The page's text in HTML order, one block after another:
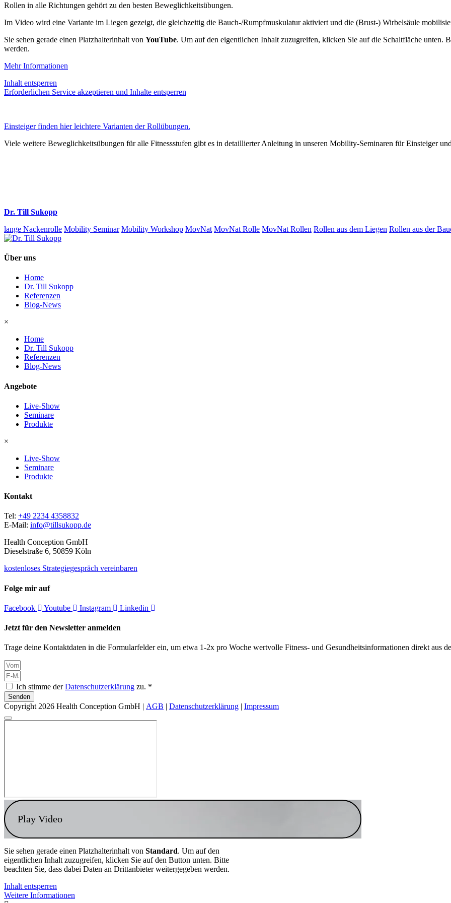
Rollen in alle Richtungen gehört zu den besten Beweglichkeitsübungen.
Im Video wird eine Variante im Liegen gezeigt, die gleichzeitig die Bauch-/Rumpfmuskulatur aktiviert und die (Brust-) Wirbelsäule
Sie sehen gerade einen Platzhalterinhalt von YouTube. Um auf den eigentlichen Inhalt zuzugreifen, klicken Sie auf die Schaltfläche unten.
werden.
Mehr Informationen
Inhalt entsperren
Erforderlichen Service akzeptieren und Inhalte entsperren
Einsteiger finden hier leichtere Varianten der Rollübungen.
Viele weitere Beweglichkeitsübungen für alle Fitnessstufen gibt es in detaillierter Anleitung in unseren Mobility-Seminaren für Einsteiger
Dr. Till Sukopp
lange Nackenrolle Mobility Seminar Mobility Workshop MovNat MovNat Rolle MovNat Rollen Rollen aus dem Liegen Rollen aus der
Über uns
Home
Dr. Till Sukopp
Referenzen
Blog-News
×
Home
Dr. Till Sukopp
Referenzen
Blog-News
Angebote
Live-Show
Seminare
Produkte
×
Live-Show
Seminare
Produkte
Kontakt
Tel: +49 2234 4358832
E-Mail: info@tillsukopp.de
Health Conception GmbH
Dieselstraße 6, 50859 Köln
kostenloses Strategiegespräch vereinbaren
Folge mir auf
Facebook Youtube Instagram Linkedin
Jetzt für den Newsletter anmelden
Trage deine Kontaktdaten in die Formularfelder ein, um etwa 1-2x pro Woche wertvolle Fitness- und Gesundheitsinformationen direkt aus
Ich stimme derDatenschutzerklärung zu. *
Senden
Copyright 2026 Health Conception GmbH | AGB Datenschutzerklärung Impressum
Play Video
Sie sehen gerade einen Platzhalterinhalt von Standard. Um auf den
eigentlichen Inhalt zuzugreifen, klicken Sie auf den Button unten. Bitte
beachten Sie, dass dabei Daten an Drittanbieter weitergegeben werden.
Inhalt entsperren
Weitere Informationen